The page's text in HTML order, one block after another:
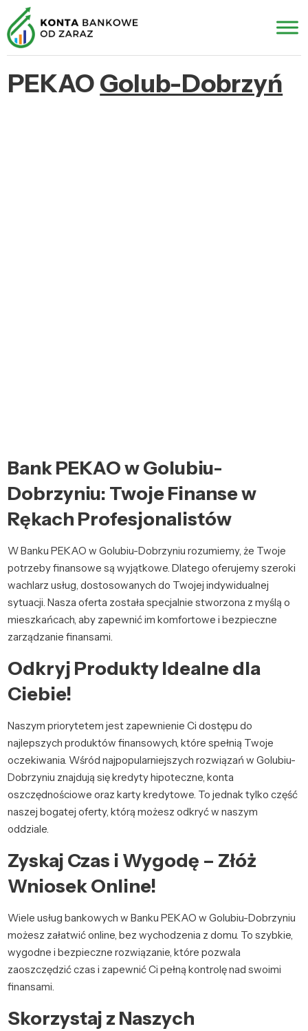
PEKAO Golub-Dobrzyń
Bank PEKAO w Golubiu-
Dobrzyniu: Twoje Finanse w
Rękach Profesjonalistów
W Banku PEKAO w Golubiu-Dobrzyniu rozumiemy, że Twoje
potrzeby finansowe są wyjątkowe. Dlatego oferujemy szeroki
wachlarz usług, dostosowanych do Twojej indywidualnej
sytuacji. Nasza oferta została specjalnie stworzona z myślą o
mieszkańcach, aby zapewnić im komfortowe i bezpieczne
zarządzanie finansami.
Odkryj Produkty Idealne dla
Ciebie!
Naszym priorytetem jest zapewnienie Ci dostępu do
najlepszych produktów finansowych, które spełnią Twoje
oczekiwania. Wśród najpopularniejszych rozwiązań w Golubiu-
Dobrzyniu znajdują się kredyty hipoteczne, konta
oszczędnościowe oraz karty kredytowe. To jednak tylko część
naszej bogatej oferty, którą możesz odkryć w naszym
oddziale.
Zyskaj Czas i Wygodę – Złóż
Wniosek Online!
Wiele usług bankowych w Banku PEKAO w Golubiu-Dobrzyniu
możesz załatwić online, bez wychodzenia z domu. To szybkie,
wygodne i bezpieczne rozwiązanie, które pozwala
zaoszczędzić czas i zapewnić Ci pełną kontrolę nad swoimi
finansami.
Skorzystaj z Naszych